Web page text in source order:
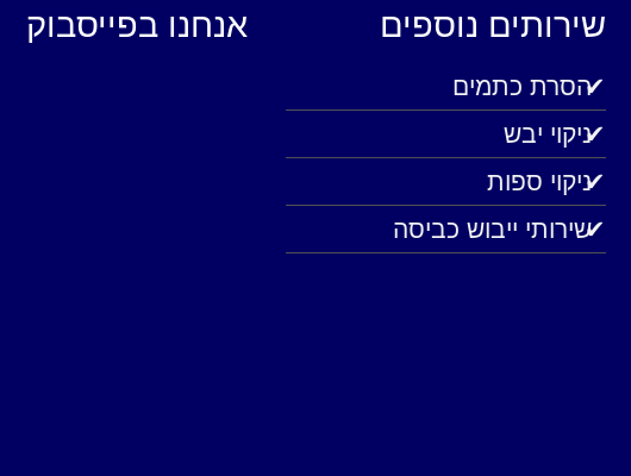
שירותים נוספים
הסרת כתמים
ניקוי יבש
ניקוי ספות
שירותי ייבוש כביסה
אנחנו בפייסבוק